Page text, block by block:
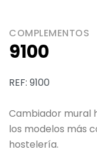
COMPLEMENTOS
9100
REF: 9100
Cambiador mural
los modelos más
hostelería.